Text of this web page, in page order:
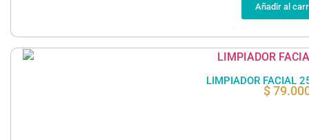
Añadir al
LIMPIADOR FACIAL
$